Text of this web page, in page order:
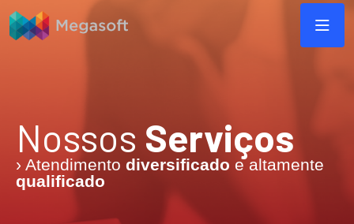
Nossos Serviços
› Atendimento diversificado e altamente
qualificado